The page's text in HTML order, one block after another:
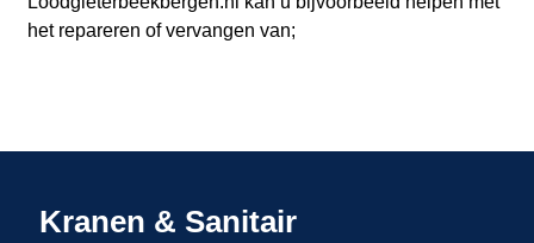
het repareren of vervangen van;
Kranen & Sanitair